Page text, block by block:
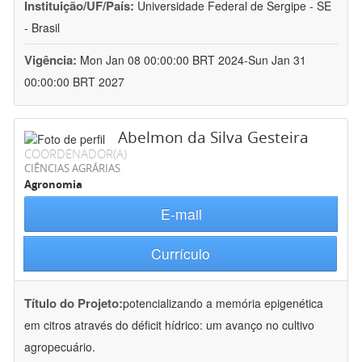
Instituição/UF/País: Universidade Federal de Sergipe - SE
- Brasil
Vigência: Mon Jan 08 00:00:00 BRT 2024-Sun Jan 31
00:00:00 BRT 2027
Abelmon da Silva Gesteira
COORDENADOR(A)
CIÊNCIAS AGRÁRIAS
Agronomia
E-mail
Currículo
Título do Projeto:potencializando a memória epigenética
em citros através do déficit hídrico: um avanço no cultivo
agropecuário.